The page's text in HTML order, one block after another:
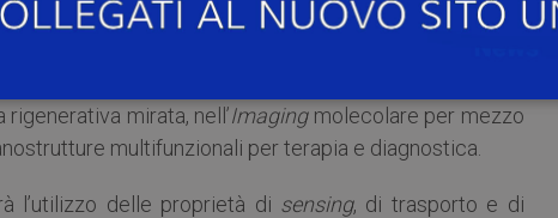
In molti casi tali studi hanno costituito un primo
generare strette e irrinunciabili collaborazioni
risultati nello sviluppo di dispositivi medici per
mirata, nell’Imagingmolecolare per mezzo
multifunzionali per terapia e diagnostica.
l’utilizzo delle proprietà di sensing, di trasporto e di